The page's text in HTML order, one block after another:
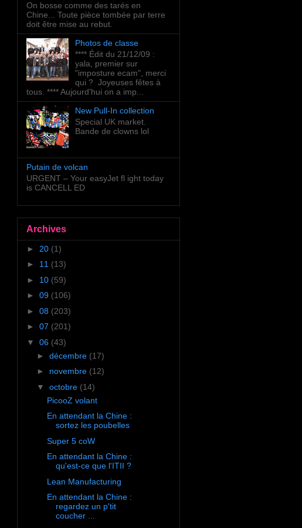
On bosse comme des tarés en
Chine... Toute pièce tombée par terre
doit être mise au rebut.
Photos de classe
**** Édit du 21/12/09 :
yala, premier sur
"imposture ecam", merci
qui ? Joyeuses fêtes à
tous. **** Aujourd'hui on a imp...
New Pull-In collection
Special UK market.
Bande de clowns lol
Putain de volcan
URGENT – Your easyJet fl ight today
is CANCELL ED
Archives
► 20 (1)
► 11 (13)
► 10 (59)
► 09 (106)
► 08 (203)
► 07 (201)
▼ 06 (43)
► décembre (17)
► novembre (12)
▼ octobre (14)
PicooZ volant
En attendant la Chine :
sortez les poubelles
Super 5 coW
En attendant la Chine :
qu'est-ce que l'ITII ?
Lean Manufacturing
En attendant la Chine :
regardez un p'tit
coucher ...